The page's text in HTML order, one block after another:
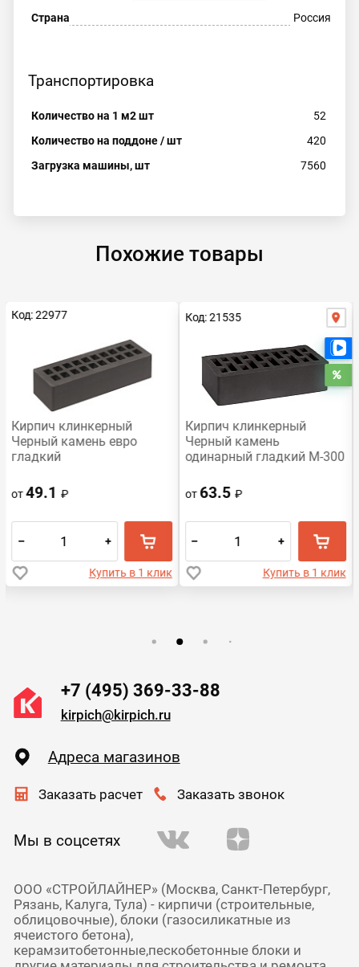
Страна
Россия
Транспортировка
Количество на 1 м2 шт
52
Количество на поддоне / шт
420
Загрузка машины, шт
7560
Похожие товары
Код: 22977
Кирпич клинкерный
Черный камень евро
гладкий
от49.1₽
– +
Купить в 1 клик
Код: 21535
Кирпич клинкерный
Черный камень
одинарный гладкий М-300
от 63.5₽
– +
Купить в 1 клик
+7 (495) 369-33-88
kirpich@kirpich.ru
Адреса магазинов
Заказать расчет Заказать звонок
Мы в соцсетях
ООО «СТРОЙЛАЙНЕР» (Москва, Санкт-Петербург,
Рязань, Калуга, Тула) - кирпичи (строительные,
облицовочные), блоки (газосиликатные из
ячеистого бетона),
керамзитобетонные,пескобетонные блоки и